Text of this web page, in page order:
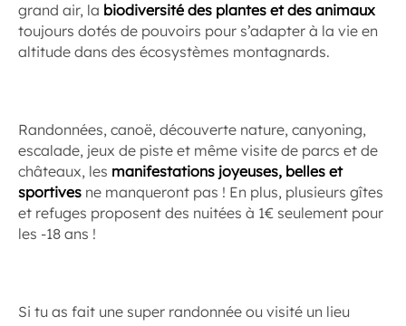
grand air, la biodiversité des plantes et des animaux
toujours dotés de pouvoirs pour s’adapter à la vie en
altitude dans des écosystèmes montagnards.
Randonnées, canoë, découverte nature, canyoning,
escalade, jeux de piste et même visite de parcs et de
châteaux, les manifestations joyeuses, belles et
sportives ne manqueront pas ! En plus, plusieurs gîtes
et refuges proposent des nuitées à 1€ seulement pour
les -18 ans !
Si tu as fait une super randonnée ou visité un lieu